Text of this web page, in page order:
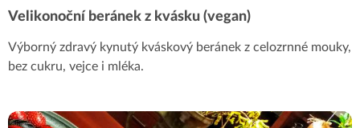
Velikonoční beránek z kvásku (vegan)
Výborný zdravý kynutý kváskový beránek z celozrnné mouky,
bez cukru, vejce i mléka.